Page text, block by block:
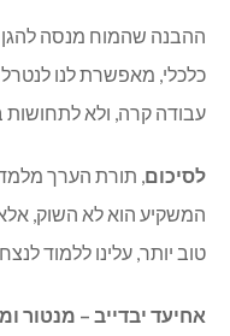
ההבנה שהמוח מנסה להגן
כלכלי, מאפשרת לנו
עבודה קרה, ולא לתחושות
לסיכום, תורת הערך
המשקיע הוא לא השוק,
טוב יותר, עלינו ללמוד